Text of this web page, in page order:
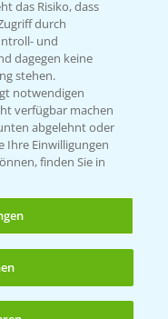
das Risiko, dass
durch
und
dagegen keine
stehen.
notwendigen
verfügbar machen
abgelehnt oder
Ihre Einwilligungen
finden Sie in